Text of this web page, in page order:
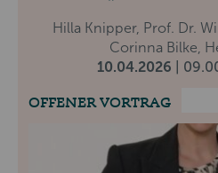
Hilla Knipper, Prof. Dr.
Corinna Bilke,
10.04.2026
|
OFFENER VORTRAG